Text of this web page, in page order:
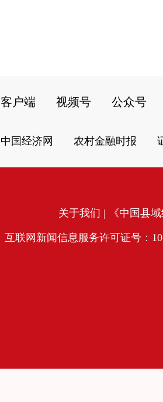
客户端 视频号 公众号
中国经济网 农村金融时报
关于我们 | 《中国县
互联网新闻信息服务许可证号：